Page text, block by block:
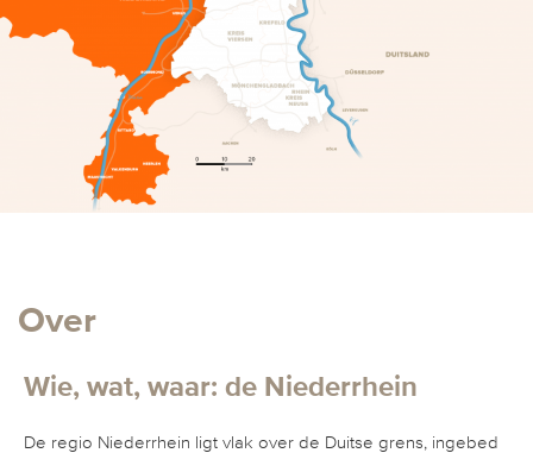
Over
Wie, wat, waar: de Niederrhein
De regio Niederrhein ligt vlak over de Duitse grens, ingebed